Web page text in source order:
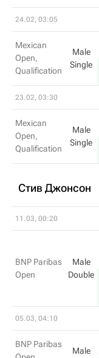
24.02, 03:05
Mexican
Open,
Qualification
Male
Single
23.02, 03:30
Mexican
Open,
Qualification
Male
Single
Стив Джонсон
11.03, 00:20
BNP Paribas
Open
Male
Double
05.03, 04:10
BNP Paribas
Male